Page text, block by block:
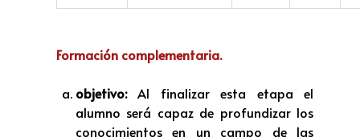
Formación complementaria.
objetivo:Al finalizar esta etapa el
alumno será capaz de profundizar los
conocimientos en un campo de las